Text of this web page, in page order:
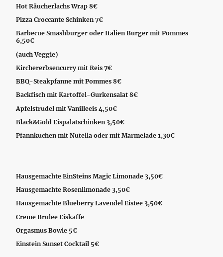
Hot Räucherlachs Wrap 8€
Pizza Croccante Schinken 7€
Barbecue Smashburger oder Italien Burger mit Pommes
6,50€
(auch Veggie)
Kirchererbsencurry mit Reis 7€
BBQ-Steakpfanne mit Pommes 8€
Backfisch mit Kartoffel-Gurkensalat 8€
Apfelstrudel mit Vanilleeis 4,50€
Black&Gold Eispalatschinken 3,50€
Pfannkuchen mit Nutella oder mit Marmelade 1,30€
Hausgemachte EinSteins Magic Limonade 3,50€
Hausgemachte Rosenlimonade 3,50€
Hausgemachte Blueberry Lavendel Eistee 3,50€
Creme Brulee Eiskaffe
Orgasmus Bowle 5€
Einstein Sunset Cocktail 5€